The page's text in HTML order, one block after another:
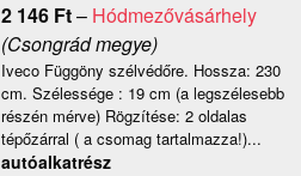
2 146 Ft– Hódmezővásárhely
(Csongrád megye)
Iveco Függöny szélvédőre. Hossza: 230
cm. Szélessége : 19 cm (a legszélesebb
részén mérve) Rögzítése: 2 oldalas
tépőzárral ( a csomag tartalmazza!)...
autóalkatrész